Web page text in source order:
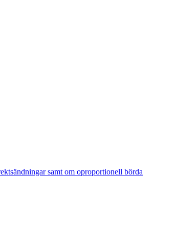
samt om oproportionell börda